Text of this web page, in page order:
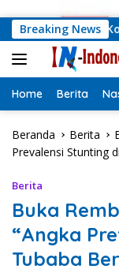
Breaking News
Korut-Korsel.
Home Berita
Beranda Berita
Prevalensi Stunting
Berita
Buka
“Angka
Tubaba